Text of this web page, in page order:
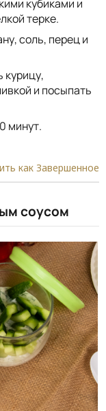
кубиками и
терке.
соль, перец и
курицу,
и посыпать
минут.
как Завершенное
соусом